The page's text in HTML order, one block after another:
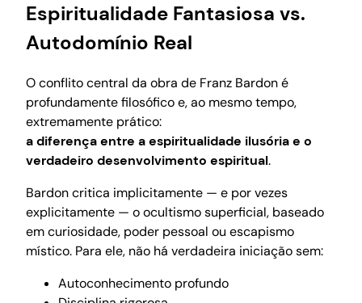
Espiritualidade Fantasiosa vs.
Autodomínio Real
O conflito central da obra de Franz Bardon é
profundamente filosófico e, ao mesmo tempo,
extremamente prático:
a diferença entre a espiritualidade ilusória e o
verdadeiro desenvolvimento espiritual.
Bardon critica implicitamente — e por vezes
explicitamente — o ocultismo superficial, baseado
em curiosidade, poder pessoal ou escapismo
místico. Para ele, não há verdadeira iniciação sem:
Autoconhecimento profundo